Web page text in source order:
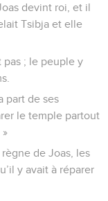
devint roi, et il
Tsibja et elle
pas ; le peuple y
part de ses
le temple partout
»
de Joas, les
y avait à réparer